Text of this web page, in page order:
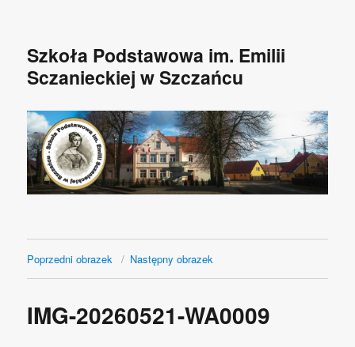
Szkoła Podstawowa im. Emilii
Sczanieckiej w Szczańcu
Poprzedni obrazek Następny obrazek
IMG-20260521-WA0009